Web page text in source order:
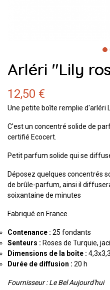
Arléri "Lily
12,50 €
Une petite boîte remplie d'arléri
C'est un concentré solide de
certifié Ecocert.
Petit parfum solide qui se
Déposez quelques concentrés
de brûle-parfum, ainsi il
soixantaine de minutes
Fabriqué en France.
Contenance : 25 fondants
Senteurs : Roses de Turquie,
Dimensions de la boîte :
Durée de diffusion : 20 h
Fournisseur : Le Bel Aujourd'hui